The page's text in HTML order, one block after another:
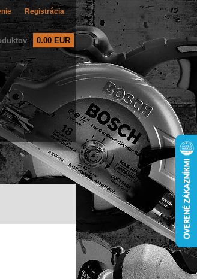
Registrácia
0.00 EUR